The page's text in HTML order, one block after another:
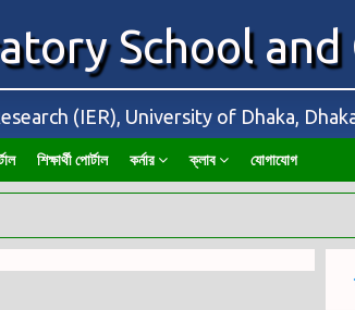
School and
(IER), University of Dhaka,
শিক্ষার্থী পোর্টাল কর্নার ক্লাব যোগাযোগ